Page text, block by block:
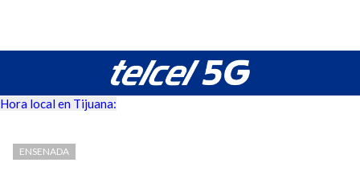
Hora local en Tijuana:
ENSENADA